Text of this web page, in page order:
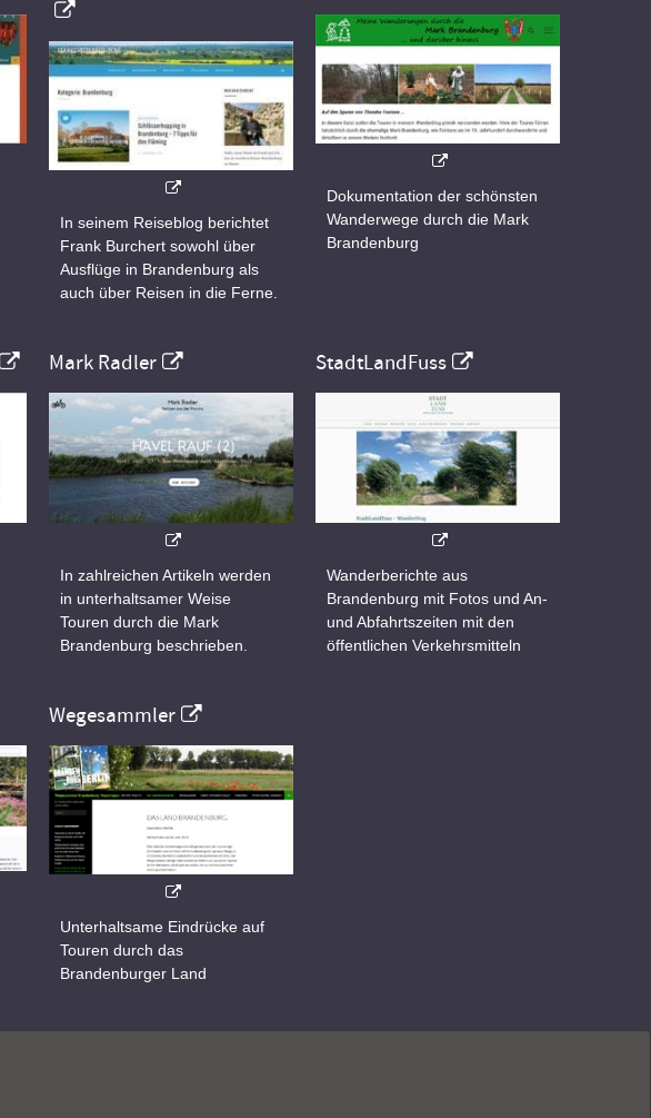
In seinem Reiseblog berichtet
Frank Burchert sowohl über
Ausflüge in Brandenburg als
auch über Reisen in die Ferne.
Dokumentation der schönsten
Wanderwege durch die Mark
Brandenburg
Mark Radler
In zahlreichen Artikeln werden
in unterhaltsamer Weise
Touren durch die Mark
Brandenburg beschrieben.
StadtLandFuss
Wanderberichte aus
Brandenburg mit Fotos und An-
und Abfahrtszeiten mit den
öffentlichen Verkehrsmitteln
Wegesammler
Unterhaltsame Eindrücke auf
Touren durch das
Brandenburger Land